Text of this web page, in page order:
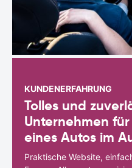
KUNDENERFAHRUNG
Tolles und
Unternehmen
eines Autos im
Praktische Website,